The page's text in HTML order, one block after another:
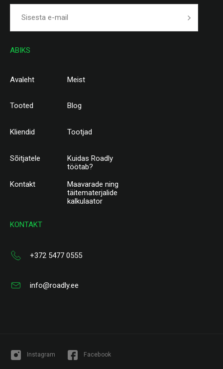
ABIKS
Avaleht Meist
Tooted Blog
Kliendid Tootjad
Sõitjatele
Kuidas Roadly
töötab?
Kontakt
Maavarade ning
täitematerjalide
kalkulaator
KONTAKT
+372 5477 0555
info@roadly.ee
Instagram Facebook